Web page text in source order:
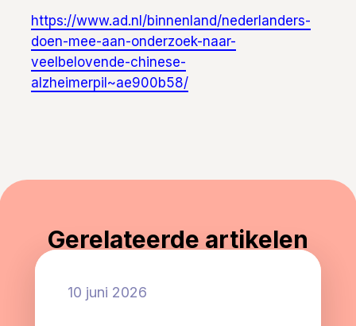
https://www.ad.nl/binnenland/nederlanders-
doen-mee-aan-onderzoek-naar-
veelbelovende-chinese-
alzheimerpil~ae900b58/
Gerelateerde artikelen
10 juni 2026